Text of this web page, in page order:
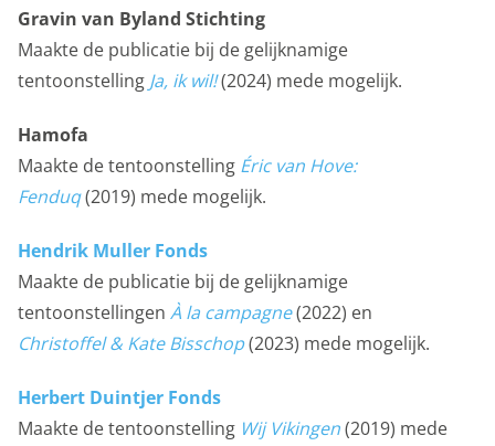
Gravin van Byland Stichting
Maakte de publicatie bij de gelijknamige
tentoonstelling Ja, ik wil!(2024) mede mogelijk.
Hamofa
Maakte de tentoonstelling Éric van Hove:
Fenduq(2019) mede mogelijk.
Hendrik Muller Fonds
Maakte de publicatie bij de gelijknamige
tentoonstellingen À la campagne(2022) en
Christoffel & Kate Bisschop(2023) mede mogelijk.
Herbert Duintjer Fonds
Maakte de tentoonstelling Wij Vikingen(2019) mede